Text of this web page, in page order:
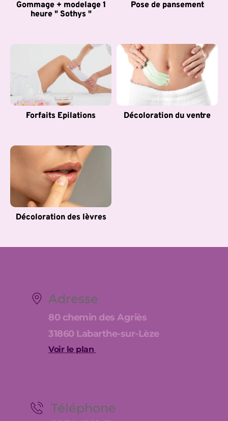
Gommage + modelage 1
heure " Sothys "
Pose de pansement
Forfaits Epilations Décoloration du ventre
Décoloration des lèvres
Adresse
80 chemin des Agriès
31860 Labarthe-sur-Lèze
Voir le plan
Téléphone